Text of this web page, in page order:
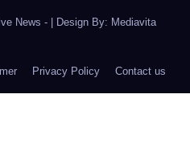
News - Design By: Mediavita
Privacy Policy Contact us